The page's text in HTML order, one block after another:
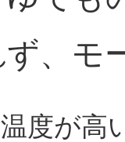
ず、モ
度が高